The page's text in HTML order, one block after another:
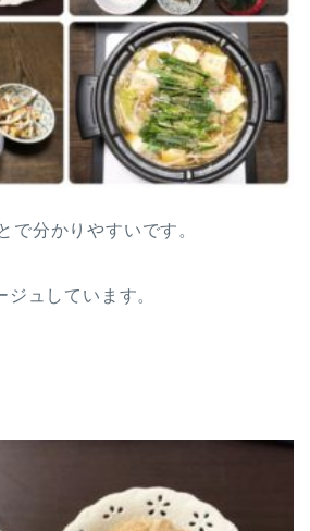
で分かりやすいです。
ュしています。